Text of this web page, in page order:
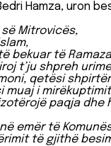
Hamza, uron
Mitrovicës,
bekuar të
t’ju shpreh
qetësi
muaj i
paqja dhe
emër të
të gjithë